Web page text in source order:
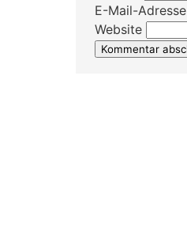
E-Mail-Adresse
Website